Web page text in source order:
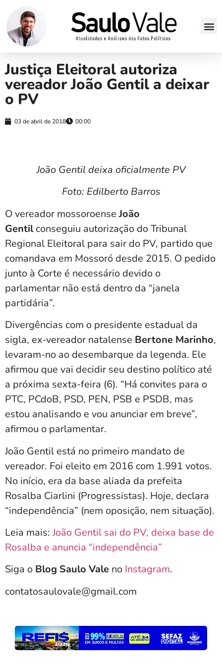
Justiça Eleitoral autoriza
vereador João Gentil a deixar
o PV
03 de abril de 2018 00:00
João Gentil deixa oficialmente PV
Foto: Edilberto Barros
O vereador mossoroenseJoão
Gentilconseguiu autorização do Tribunal
Regional Eleitoral para sair do PV, partido que
comandava em Mossoró desde 2015. O pedido
junto à Corte é necessário devido o
parlamentar não está dentro da “janela
partidária”.
Divergências com o presidente estadual da
sigla, ex-vereador natalense Bertone Marinho,
levaram-no ao desembarque da legenda. Ele
afirmou que vai decidir seu destino político até
a próxima sexta-feira (6). “Há convites para o
PTC, PCdoB, PSD, PEN, PSB e PSDB, mas
estou analisando e vou anunciar em breve”,
afirmou o parlamentar.
João Gentil está no primeiro mandato de
vereador. Foi eleito em 2016 com 1.991 votos.
No início, era da base aliada da prefeita
Rosalba Ciarlini (Progressistas). Hoje, declara
“independência” (nem oposição, nem situação).
Leia mais:João Gentil sai do PV, deixa base de
Rosalba e anuncia “independência”
Siga o Blog Saulo Vale no Instagram.
contatosaulovale@gmail.com